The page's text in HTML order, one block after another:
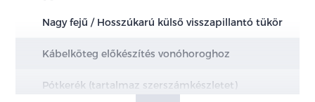
Nagy fejű / Hosszúkarú külső visszapillantó tükör
Kábelköteg előkészítés vonóhoroghoz
Pótkerék (tartalmaz szerszámkészletet)